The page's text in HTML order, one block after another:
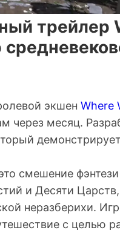
трейлер
экшен Where
через месяц.
смешение
и Десяти Царств,
неразберихи.
с целью